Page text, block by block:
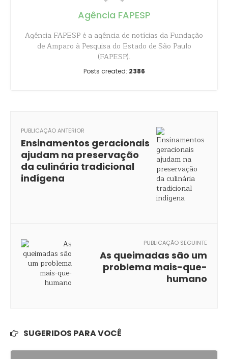
Agência FAPESP
Agência FAPESP é a agência de notícias da Fundação
de Amparo à Pesquisa do Estado de São Paulo
(FAPESP).
Posts created: 2386
PUBLICAÇÃO ANTERIOR
Ensinamentos geracionais
ajudam na preservação
da culinária tradicional
indígena
PUBLICAÇÃO SEGUINTE
As queimadas são um
problema mais-que-
humano
SUGERIDOS PARA VOCÊ